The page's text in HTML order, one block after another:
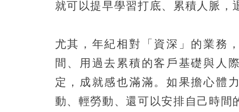
就可以提早學習打底、累積人脈，
尤其，年紀相對「資深」的業務
間、用過去累積的客戶基礎與人
定，成就感也滿滿。如果擔心體
動、輕勞動、還可以安排自己時間